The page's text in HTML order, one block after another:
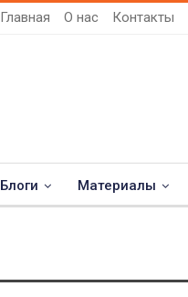
Главная О нас Контакты
Блоги Материалы